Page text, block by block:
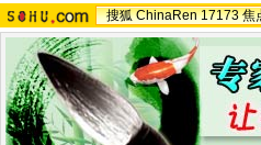
搜狐 ChinaRen 17173 焦